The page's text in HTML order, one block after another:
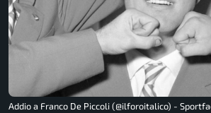
Addio a Franco De Piccoli (@ilforoitalico) -